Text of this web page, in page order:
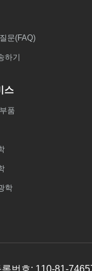
문(FAQ)
하기
스
품
학